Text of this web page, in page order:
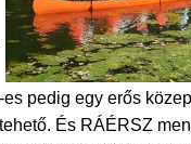
pedig egy erős
És RÁÉRSZ